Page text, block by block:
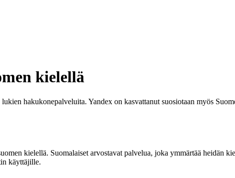
kielellä
hakukonepalveluita. Yandex on kasvattanut suosiotaan myös
kielellä. Suomalaiset arvostavat palvelua, joka ymmärtää heidän
käyttäjille.